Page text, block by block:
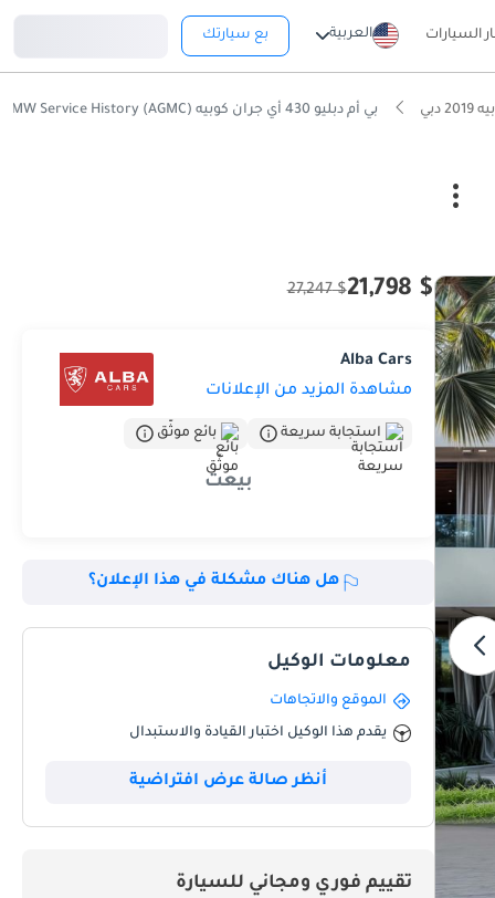
السيارات العربية بع سيارتك
بي أم دبليو 430 أي جران كوبيه 430i Gran Coupe | 1,567 P.M | 0% Downpayment | Full BMW Service History (AGMC)!
$ 21,798
$ 27,247
Alba Cars
مشاهدة المزيد من الإعلانات
استجابة سريعة بائع موثّق
بيعت
هل هناك مشكلة في هذا الإعلان؟
معلومات الوكيل
الموقع والاتجاهات
يقدم هذا الوكيل اختبار القيادة والاستبدال
أنظر صالة عرض افتراضية
تقييم فوري ومجاني للسيارة